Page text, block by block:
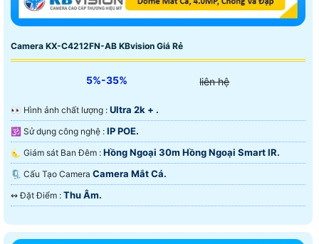
Camera KX-C4212FN-AB KBvision Giá Rẻ
5%-35% liên hệ
️👀 Hình ảnh chất lượng : Ultra 2k + .
🕉️ Sử dụng công nghệ : IP POE.
🌜 Giám sát Ban Đêm : Hồng Ngoại 30m Hồng Ngoại Smart IR.
🗜️ Cấu Tạo Camera Camera Mắt Cá.
️↭ Đặt Điểm : Thu Âm.